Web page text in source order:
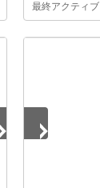
最終アクティ